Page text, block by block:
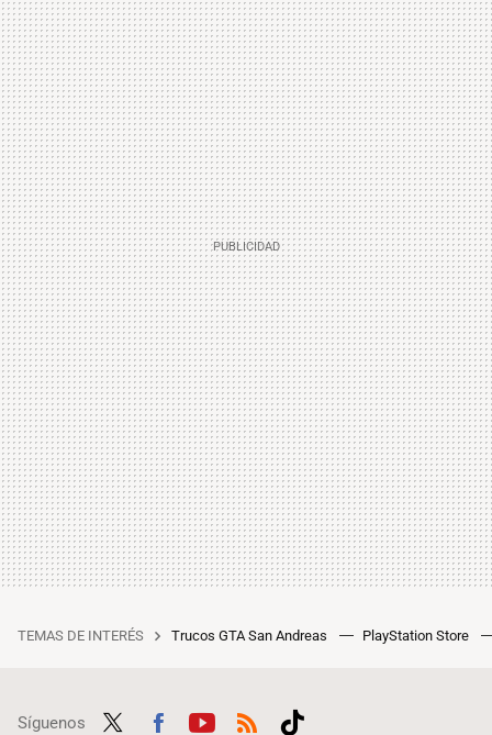
TEMAS DE INTERÉS Trucos GTA San Andreas PlayStation Store
Síguenos